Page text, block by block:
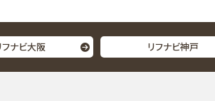
フナビ大阪 リフナビ神戸